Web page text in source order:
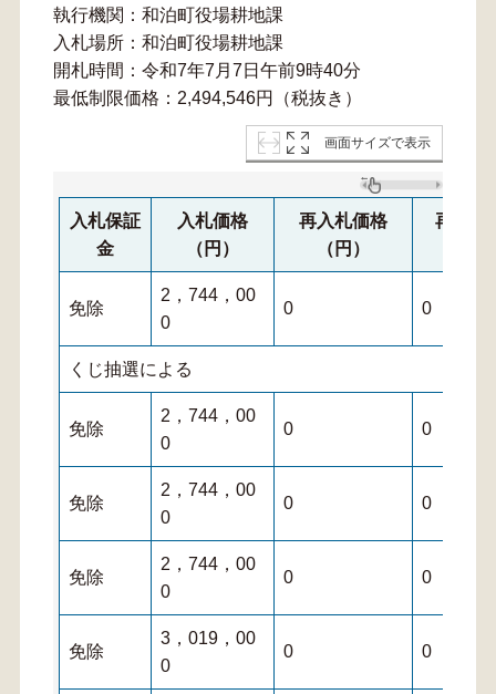
執行機関：和泊町役場耕地課
入札場所：和泊町役場耕地課
開札時間：令和7年7月7日午前9時40分
最低制限価格：2,494,546円（税抜き）
画面サイズで表示
入札保証
金
入札価格
（円）
再入札価格
（円）
再々入
免除
2，744，00
0
0 0
くじ抽選による
免除
2，744，00
0
0 0
免除
2，744，00
0
0 0
免除
2，744，00
0
0 0
免除
3，019，00
0
0 0